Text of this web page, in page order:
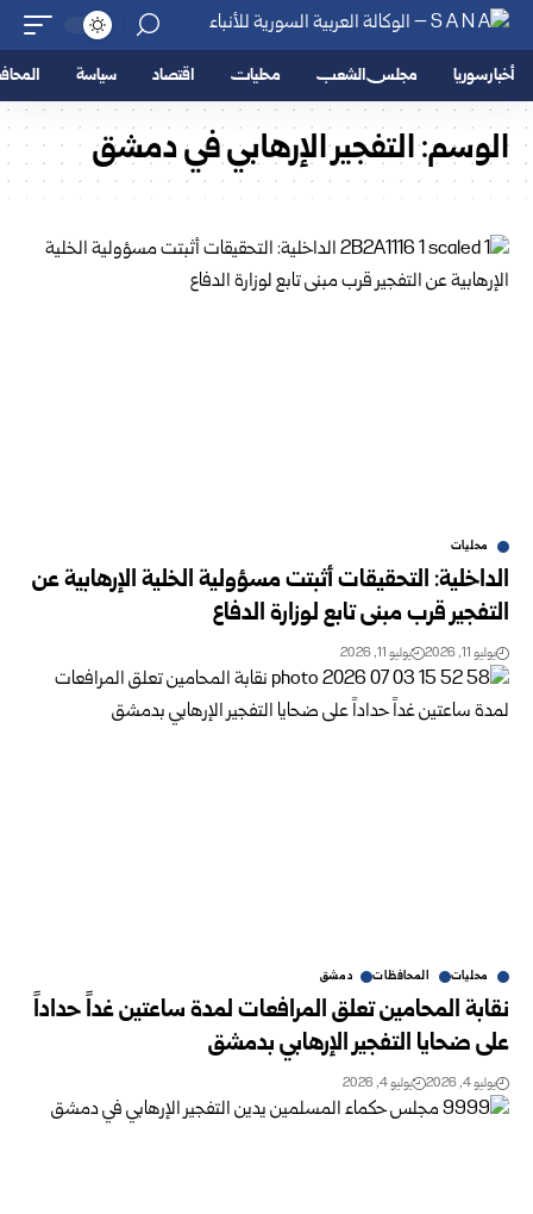
أخبار سوريا مجلس الشعب محليات اقتصاد سياسة
الوسم:التفجير الإرهابي في دمشق
محليات
الداخلية: التحقيقات أثبتت مسؤولية الخلية الإرهابية عن
التفجير ‏قرب مبنى تابع لوزارة الدفاع
يوليو 11, 2026 يوليو 11, 2026
محليات المحافظات دمشق
نقابة المحامين تعلق المرافعات لمدة ساعتين غداً حداداً
‏على ‏ضحايا التفجير الإرهابي بدمشق
يوليو 4, 2026 يوليو 4, 2026